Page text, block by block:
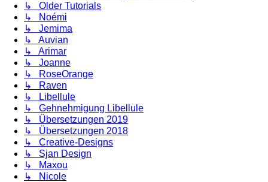
↳ Older Tutorials
↳ Noémi
↳ Jemima
↳ Auvian
↳ Arimar
↳ Joanne
↳ RoseOrange
↳ Raven
↳ Libellule
↳ Gehnehmigung Libellule
↳ Übersetzungen 2019
↳ Übersetzungen 2018
↳ Creative-Designs
↳ Sjan Design
↳ Maxou
↳ Nicole